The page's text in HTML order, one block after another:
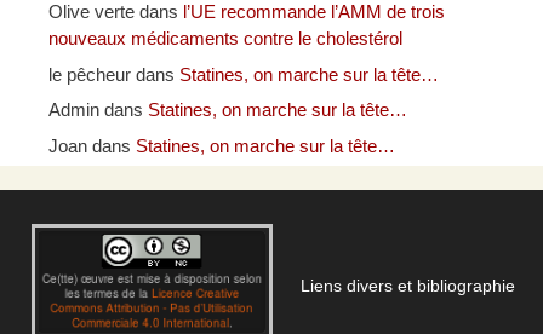
Olive verte dans l’UE recommande l’AMM de trois
nouveaux médicaments contre le cholestérol
le pêcheur dans Statines, on marche sur la tête…
Admin dans Statines, on marche sur la tête…
Joan dans Statines, on marche sur la tête…
Liens divers et bibliographie